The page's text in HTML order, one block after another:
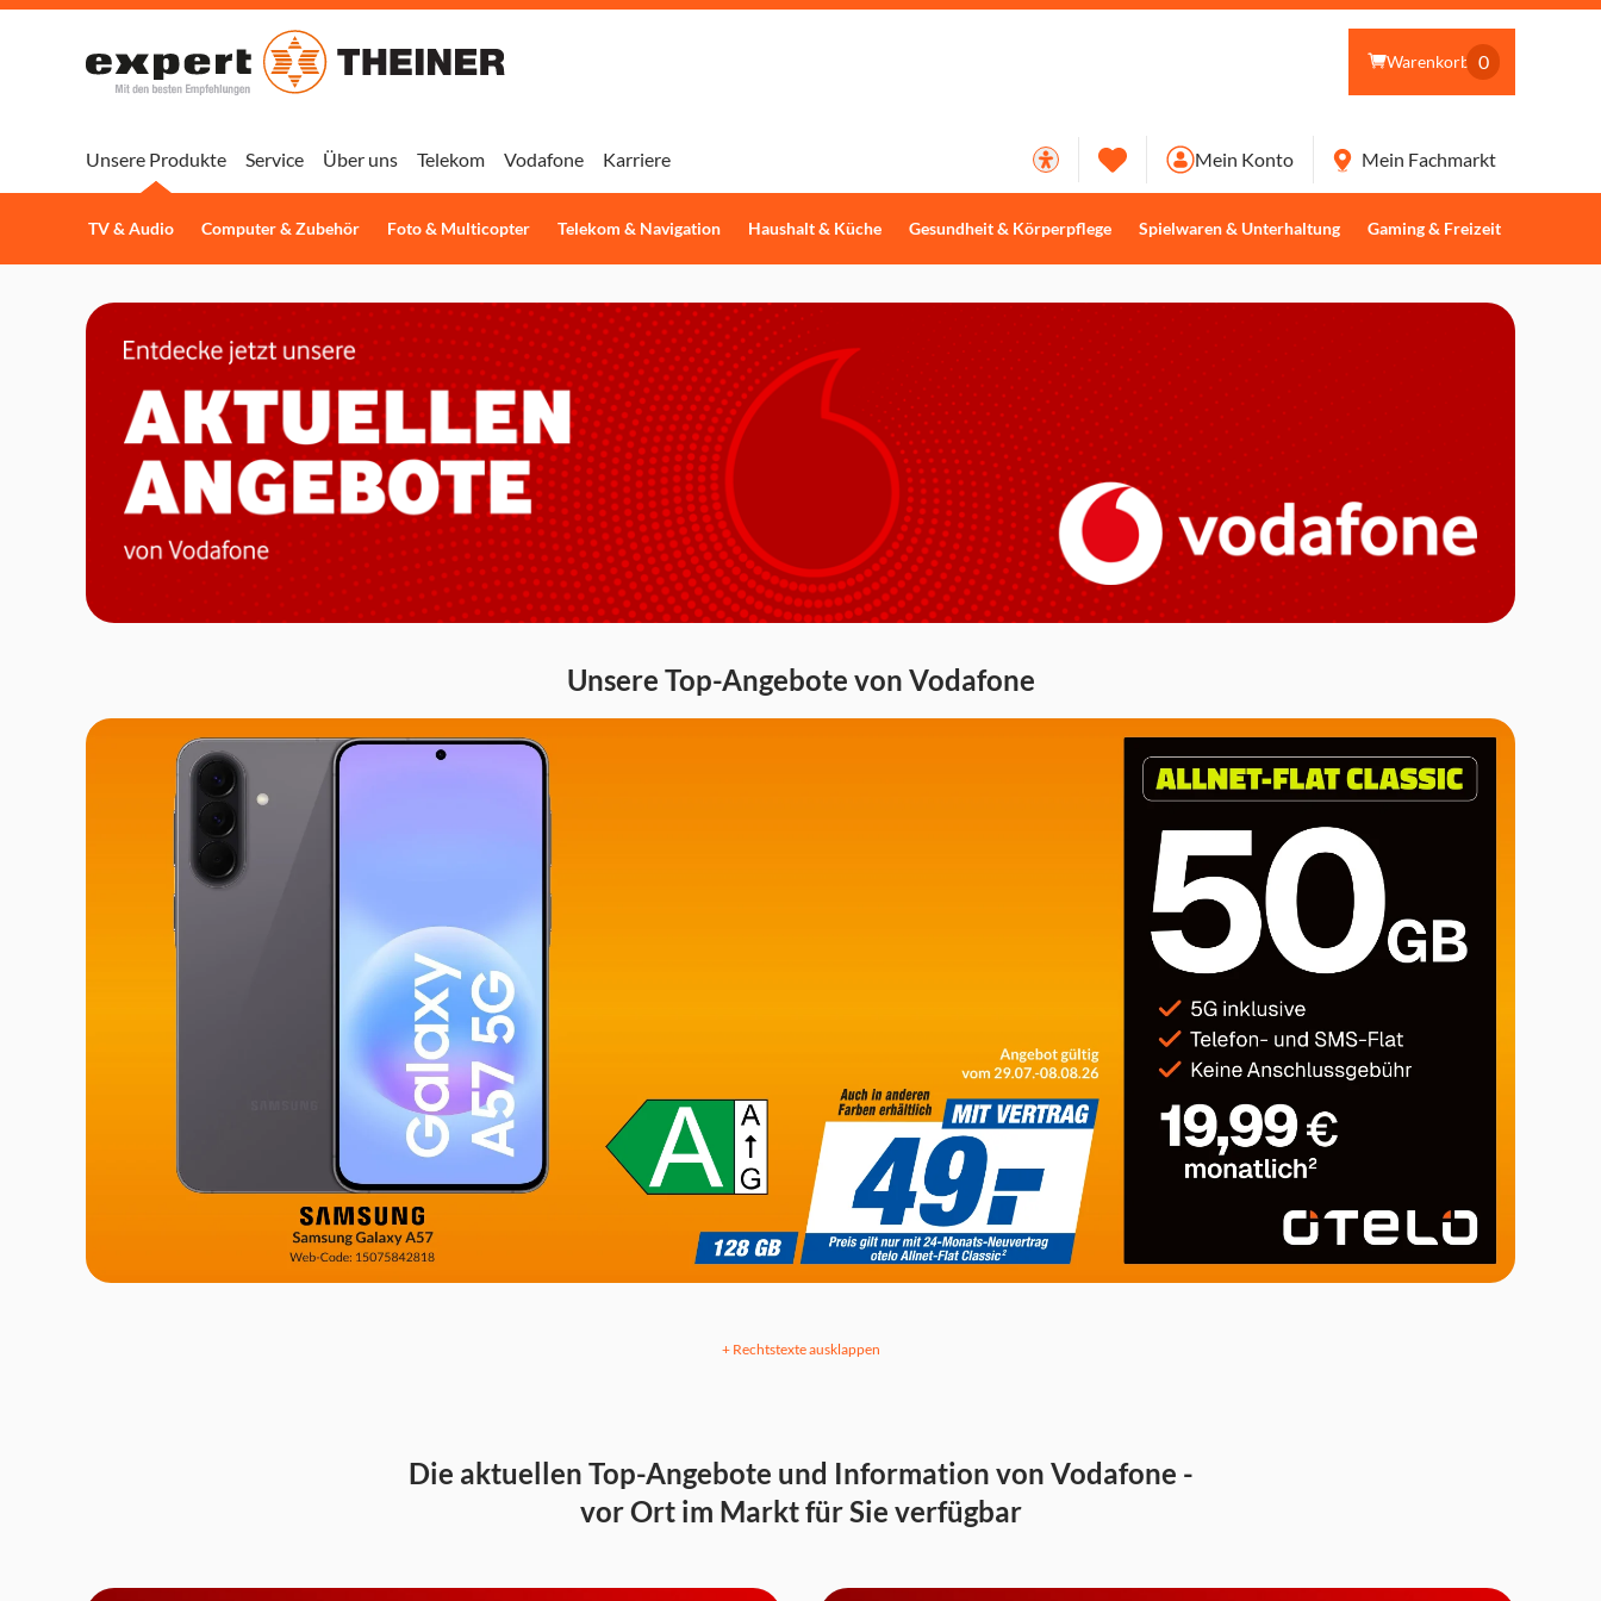
Warenkorb 0
Unsere Produkte
TV & Audio Computer & Zubehör Foto & Multicopter Telekom & Navigation Haushalt & Küche Gesundheit & Körperpflege Spielwaren & Unterhaltung Gaming & Freizeit
Service Über uns Telekom Vodafone Karriere Mein Konto Mein Fachmarkt
Unsere Top-Angebote von Vodafone
+ Rechtstexte ausklappen
Die aktuellen Top-Angebote und Information von Vodafone -
vor Ort im Markt für Sie verfügbar